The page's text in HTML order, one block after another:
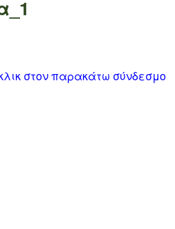
στον παρακάτω σύνδεσμο